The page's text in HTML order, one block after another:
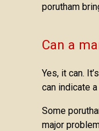
porutham
Can a
Yes, it can.
can indicate
Some
major